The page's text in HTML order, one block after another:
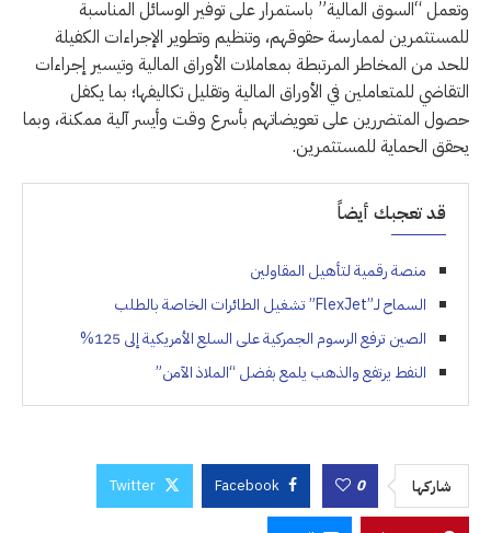
وتعمل “السوق المالية” باستمرار على توفير الوسائل المناسبة
للمستثمرين لممارسة حقوقهم، وتنظيم وتطوير الإجراءات الكفيلة
للحد من المخاطر المرتبطة بمعاملات الأوراق المالية وتيسير إجراءات
التقاضي للمتعاملين في الأوراق المالية وتقليل تكاليفها؛ بما يكفل
حصول المتضررين على تعويضاتهم بأسرع وقت وأيسر آلية ممكنة، وبما
يحقق الحماية للمستثمرين.
قد تعجبك أيضاً
منصة رقمية لتأهيل المقاولين
السماح لـ”FlexJet” تشغيل الطائرات الخاصة بالطلب
الصين ترفع الرسوم الجمركية على السلع الأمريكية إلى 125%
النفط يرتفع والذهب يلمع بفضل “الملاذ الآمن”
شاركها 0
Facebook
Twitter